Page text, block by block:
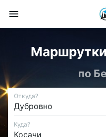
по
Откуда?
Куда?